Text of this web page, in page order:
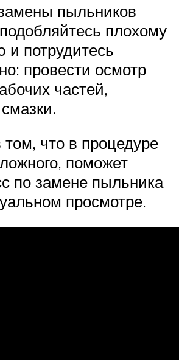
пыльников
плохому
и потрудитесь
провести осмотр
частей,
что в процедуре
поможет
по замене пыльника
просмотре.